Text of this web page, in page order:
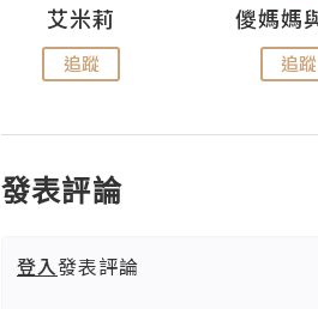
艾米莉
追蹤 追蹤
發表評論
登入發表評論